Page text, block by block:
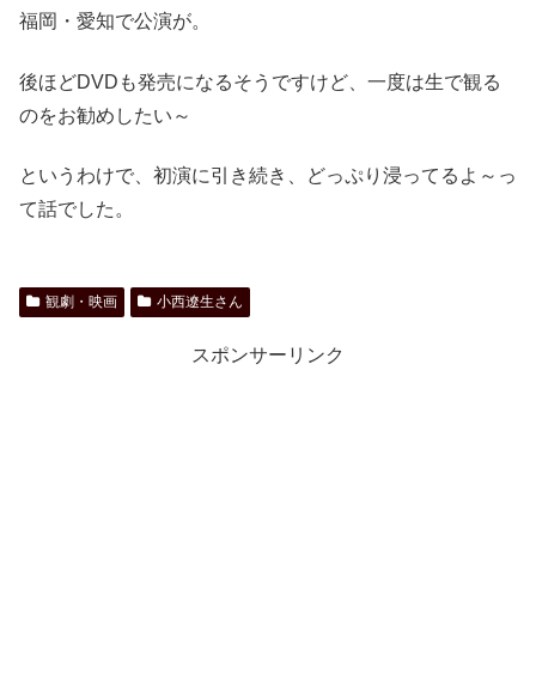
福岡・愛知で公演が。
後ほどDVDも発売になるそうですけど、一度は生で観る
のをお勧めしたい～
というわけで、初演に引き続き、どっぷり浸ってるよ～っ
て話でした。
観劇・映画 小西遼生さん
スポンサーリンク